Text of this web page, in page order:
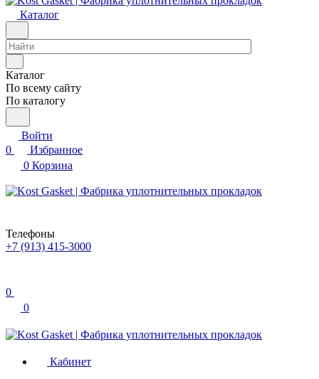
Каталог
Каталог
По всему сайту
По каталогу
Войти
0
Избранное
0 Корзина
Телефоны
+7 (913) 415-3000
0
0
Кабинет